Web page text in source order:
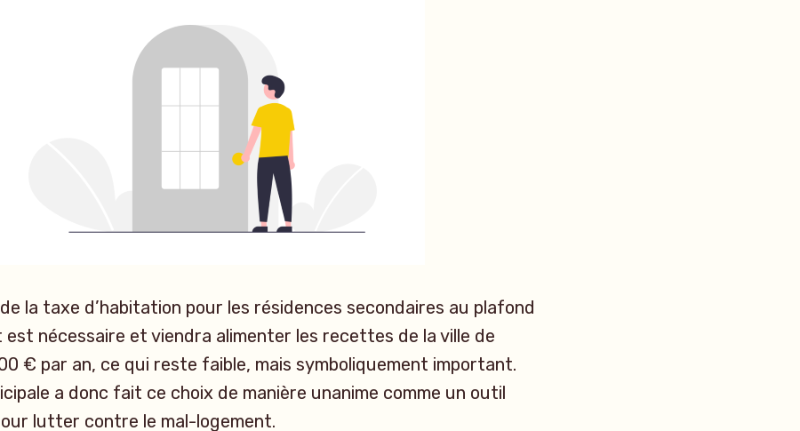
la taxe d’habitation pour les résidences secondaires au plafond
est nécessaire et viendra alimenter les recettes de la ville de
€ par an, ce qui reste faible, mais symboliquement important.
a donc fait ce choix de manière unanime comme un outil
lutter contre le mal-logement.